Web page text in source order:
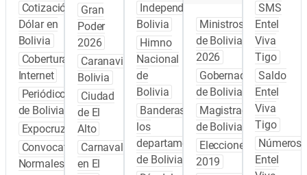
Cotización
Dólar en
Bolivia
Cobertura
Internet
Periódicos
de Bolivia
Expocruz
Convocatoria
Normales
Gran
Poder
2026
Caranavi
Bolivia
Ciudad
de El
Alto
Carnaval
en El
Independencia
Bolivia
Himno
Nacional
de
Bolivia
Banderas de
los
departamentos
de Bolivia
Ministros
de Bolivia
2026
Gobernadores
de Bolivia
Magistrados
de Bolivia
Elecciones
2019
SMS
Entel
Viva
Tigo
Saldo
Entel
Viva
Tigo
Números
Entel